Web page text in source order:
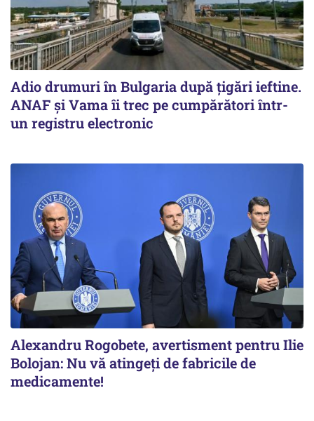
Adio drumuri în Bulgaria după țigări ieftine.
ANAF și Vama îi trec pe cumpărători într-
un registru electronic
Alexandru Rogobete, avertisment pentru Ilie
Bolojan: Nu vă atingeți de fabricile de
medicamente!